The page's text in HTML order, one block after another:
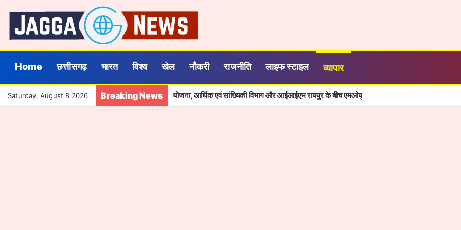
Home छत्तीसगढ़ भारत विश्व खेल नौकरी राजनीति लाइफ स्टाइल व्यापार
Saturday, August 8 2026 Breaking News योजना, आर्थिक एवं सांख्यिकी विभाग और आईआईएम रायपुर के बीच एमओयू